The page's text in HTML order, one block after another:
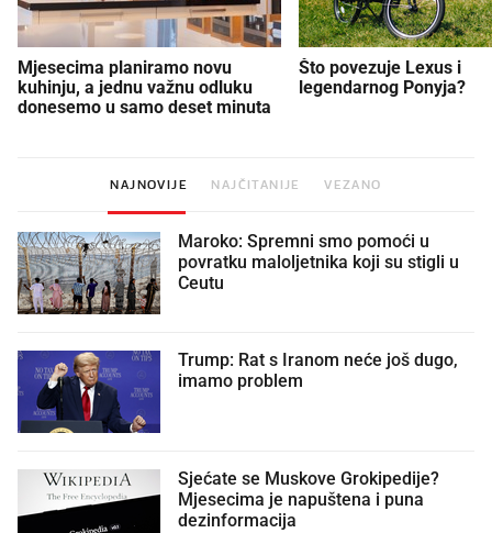
Mjesecima planiramo novu
kuhinju, a jednu važnu odluku
donesemo u samo deset minuta
Što povezuje Lexus i
legendarnog Ponyja?
NAJNOVIJE NAJČITANIJE VEZANO
Maroko: Spremni smo pomoći u
povratku maloljetnika koji su stigli u
Ceutu
Trump: Rat s Iranom neće još dugo,
imamo problem
Sjećate se Muskove Grokipedije?
Mjesecima je napuštena i puna
dezinformacija